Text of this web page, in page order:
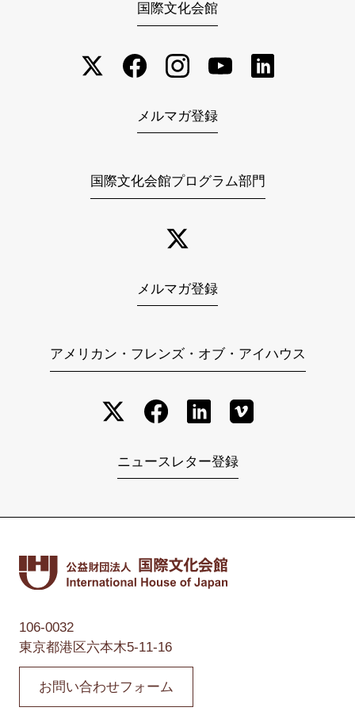
国際文化会館
メルマガ登録
国際文化会館プログラム部門
メルマガ登録
アメリカン・フレンズ・オブ・アイハウス
ニュースレター登録
106-0032
東京都港区六本木5-11-16
お問い合わせフォーム